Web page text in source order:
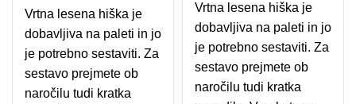
Vrtna lesena hiška je
dobavljiva na paleti in jo
je potrebno sestaviti. Za
sestavo prejmete ob
naročilu tudi kratka
Vrtna lesena hiška je
dobavljiva na paleti in jo
je potrebno sestaviti. Za
sestavo prejmete ob
naročilu tudi kratka